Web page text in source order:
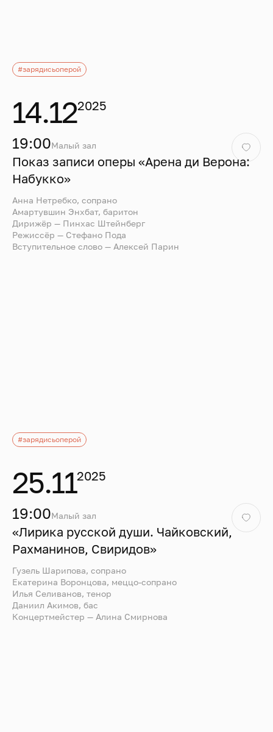
#зарядисьоперой
14.122025
19:00Малый зал
Показ записи оперы «Арена ди Верона:
Набукко»
Анна Нетребко, сопрано
Амартувшин Энхбат, баритон
Дирижёр — Пинхас Штейнберг
Режиссёр — Стефано Пода
Вступительное слово — Алексей Парин
#зарядисьоперой
25.112025
19:00Малый зал
«Лирика русской души. Чайковский,
Рахманинов, Свиридов»
Гузель Шарипова, сопрано
Екатерина Воронцова, меццо-сопрано
Илья Селиванов, тенор
Даниил Акимов, бас
Концертмейстер — Алина Смирнова